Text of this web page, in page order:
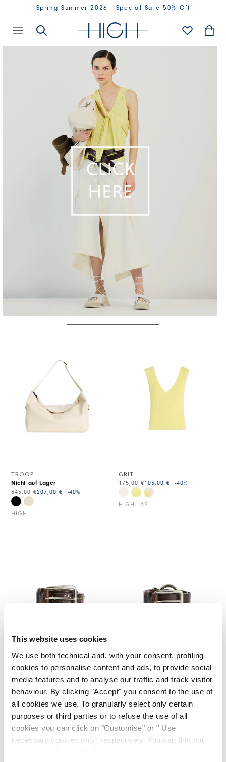
This website uses cookies
We use both technical and, with your consent, profiling
cookies to personalise content and ads, to provide social
media features and to analyse our traffic and track visitor
behaviour. By clicking "Accept" you consent to the use of
all cookies we use. To granularly select only certain
purposes or third parties or to refuse the use of all
cookies you can click on "Customise" or " Use
necessary cookies only" respectively. You can find out
more in ourCookie Policy.
Spring Summer 2026 - Special Sale 50% Off
TROOP
HIGH
345,00 €207,00 € -40%
Nicht auf Lager
GRIT
HIGH LAB
175,00 €105,00 € -40%
SEDUCTION
HIGH
245,00 € 147,00 € -40%
WAYFARE
HIGH
175,00 €105,00 € -40%